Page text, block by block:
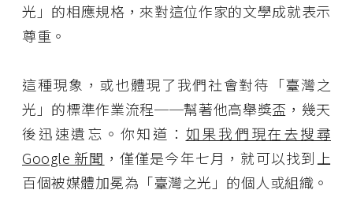
光」的相應規格，來對這位作家的文學成就表示
尊重。
這種現象，或也體現了我們社會對待「臺灣之
光」的標準作業流程──幫著他高舉獎盃，幾天
後迅速遺忘。你知道： 如果我們現在去搜尋
Google 新聞 ，僅僅是今年七月，就可以找到上
百個被媒體加冕為「臺灣之光」的個人或組織。